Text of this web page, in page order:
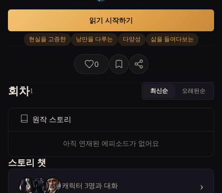
현실을 고증한 낭만을 다루는 다양성 삶을 들여다보는
읽기 시작하기
0
회차1 최신순 오래된순
원작 스토리
아직 연재된 에피소드가 없어요
스토리 챗
캐릭터 3명과 대화 ›